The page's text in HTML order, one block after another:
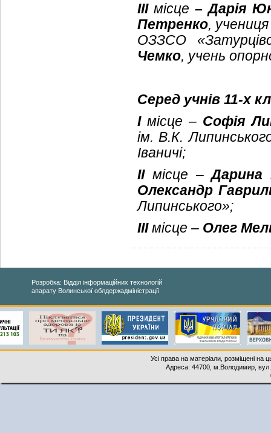
ІІІ місце – Дарія
Петренко,
ОЗЗСО
Чемко, учень
Серед учнів 11-х
Імісце – Софія
ім. В.К.
Іваничі;
ІІ місце –Дарина
Олександр
Липинського»;
ІІІмісце – Олег
Розробка: Відділ інформаційних технологій
апарату Волинської облдержадміністрації
Усі права на матеріали, розміщені на
Адреса: 44700, м.Володимир,